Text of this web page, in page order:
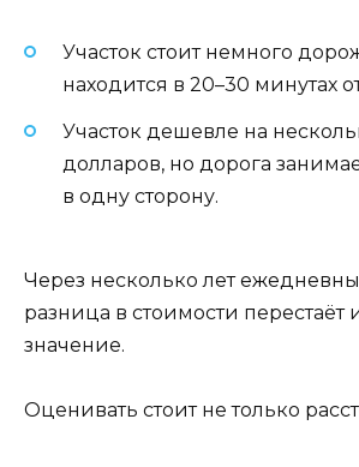
Участок стоит немного
находится в 20–30 минутах
Участок дешевле на
долларов, но дорога
в одну сторону.
Через несколько лет
разница в стоимости перестаёт
значение.
Оценивать стоит не только